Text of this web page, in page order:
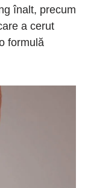
înalt, precum
a cerut
formulă